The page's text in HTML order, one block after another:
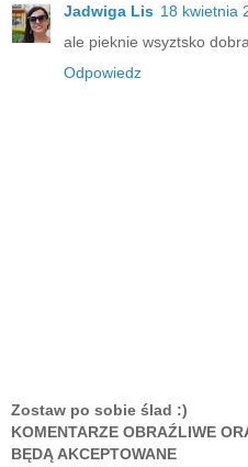
Jadwiga Lis 18 kwietnia
ale pieknie wsyztsko
Odpowiedz
Zostaw po sobie ślad :)
KOMENTARZE OBRAŹLIWE
BĘDĄ AKCEPTOWANE